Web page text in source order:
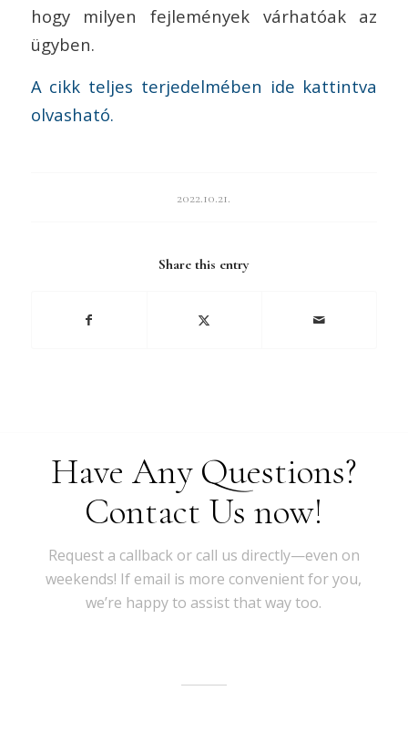
hogy milyen fejlemények várhatóak az
ügyben.
A cikk teljes terjedelmében ide kattintva
olvasható.
2022.10.21.
Share this entry
Have Any Questions?
Contact Us now!
Request a callback or call us directly—even on
weekends! If email is more convenient for you,
we’re happy to assist that way too.